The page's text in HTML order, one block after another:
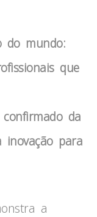
do mundo:
que
confirmado da
inovação para
a